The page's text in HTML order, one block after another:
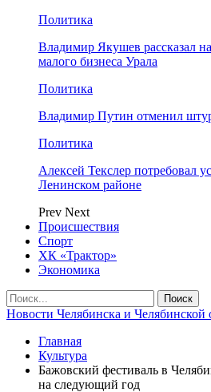
Политика
Владимир Якушев рассказал
малого бизнеса Урала
Политика
Владимир Путин отменил
Политика
Алексей Текслер потребовал
Ленинском районе
Prev Next
Происшествия
Спорт
ХК «Трактор»
Экономика
Новости Челябинска и Челябинской
Главная
Культура
Бажовский фестиваль в
на следующий год